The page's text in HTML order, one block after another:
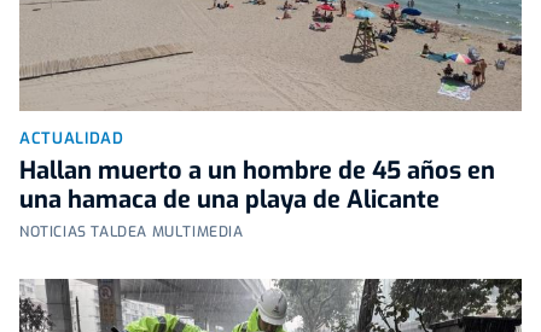
ACTUALIDAD
Hallan muerto a un hombre de 45 años en
una hamaca de una playa de Alicante
NOTICIAS TALDEA MULTIMEDIA